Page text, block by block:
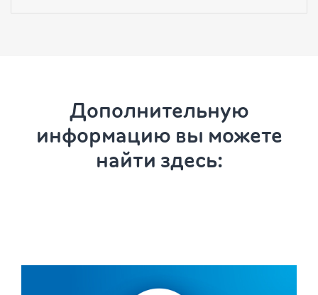
Дополнительную
информацию вы можете
найти здесь: